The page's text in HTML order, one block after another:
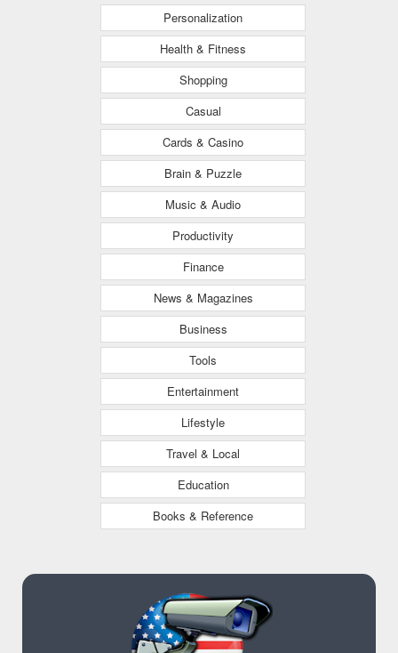
Personalization
Health & Fitness
Shopping
Casual
Cards & Casino
Brain & Puzzle
Music & Audio
Productivity
Finance
News & Magazines
Business
Tools
Entertainment
Lifestyle
Travel & Local
Education
Books & Reference